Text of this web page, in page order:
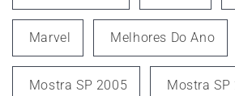
Marvel Melhores Do Ano
Mostra SP 2005 Mostra SP